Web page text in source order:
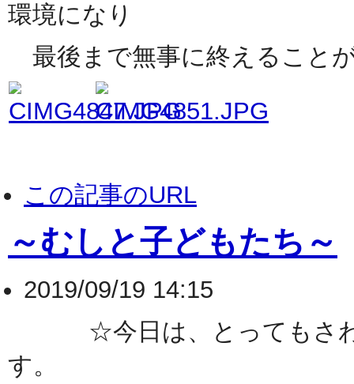
環境になり
最後まで無事に終えること
この記事のURL
～むしと子どもたち～
2019/09/19 14:15
☆今日は、とってもさわ
す。